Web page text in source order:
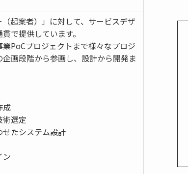
起案者）」に対して、サービスデザ
で提供しています。
PoCプロジェクトまで様々なプロジ
画段階から参画し、設計から開発ま
成
術選定
せたシステム設計
ン